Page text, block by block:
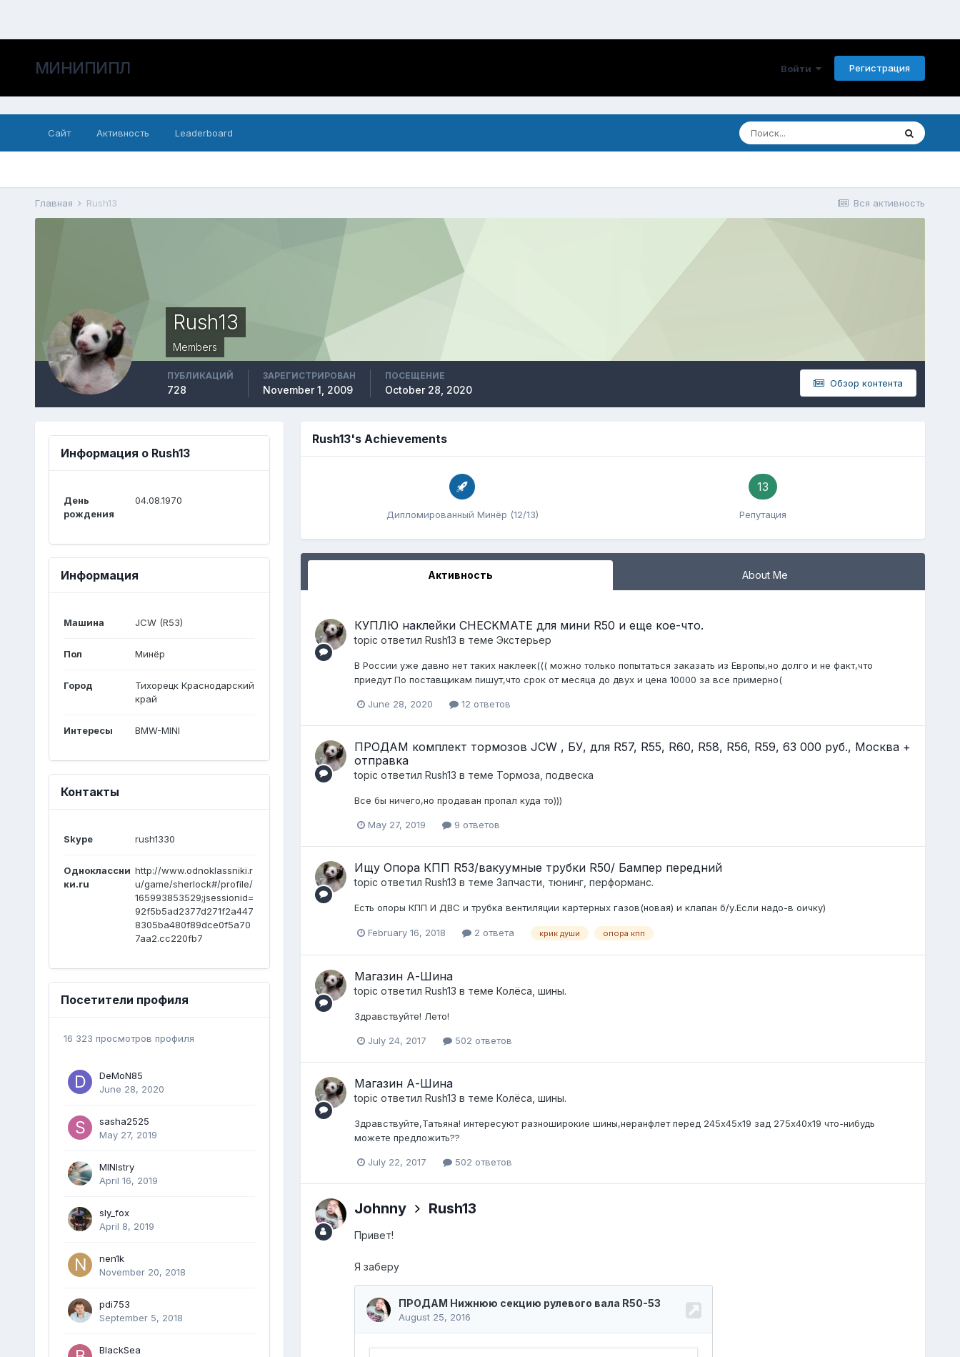
МИНИПИПЛ Войти Регистрация
Сайт Активность Leaderboard
Вся активность
Главная Rush13
Rush13
Members
Обзор контента
ПУБЛИКАЦИЙ
728
ЗАРЕГИСТРИРОВАН
November 1, 2009
ПОСЕЩЕНИЕ
October 28, 2020
Информация о Rush13
День
рождения
04.08.1970
Информация
Машина JCW (R53)
Пол Минёр
Город
Тихорецк Краснодарский
край
Интересы BMW-MINI
Контакты
Skype rush1330
Одноклассни
ки.ru
http://www.odnoklassniki.r
u/game/sherlock#/profile/
165993853529;jsessionid=
92f5b5ad2377d271f2a447
8305ba480f89dce0f5a70
7aa2.cc220fb7
Посетители профиля
16 323 просмотров профиля
DeMoN85
June 28, 2020
sasha2525
May 27, 2019
MINIstry
April 16, 2019
sly_fox
April 8, 2019
nen1k
November 20, 2018
pdi753
September 5, 2018
BlackSea
Rush13's Achievements
Дипломированный Минёр (12/13)
13
Репутация
Активность About Me
КУПЛЮ наклейки CHECKMATE для мини R50 и еще кое-что.
topic ответил Rush13 в теме Экстерьер
В России уже давно нет таких наклеек((( можно только попытаться заказать из Европы,но долго и не факт,что
приедут По поставщикам пишут,что срок от месяца до двух и цена 10000 за все примерно(
June 28, 2020 12 ответов
ПРОДАМ комплект тормозов JCW , БУ, для R57, R55, R60, R58, R56, R59, 63 000 руб., Москва +
отправка
topic ответил Rush13 в теме Тормоза, подвеска
Все бы ничего,но продаван пропал куда то)))
May 27, 2019 9 ответов
Ищу Опора КПП R53/вакуумные трубки R50/ Бампер передний
topic ответил Rush13 в теме Запчасти, тюнинг, перформанс.
Есть опоры КПП И ДВС и трубка вентиляции картерных газов(новая) и клапан б/у.Если надо-в оичку)
February 16, 2018 2 ответа крик души опора кпп
Магазин А-Шина
topic ответил Rush13 в теме Колёса, шины.
Здравствуйте! Лето!
July 24, 2017 502 ответов
Магазин А-Шина
topic ответил Rush13 в теме Колёса, шины.
Здравствуйте,Татьяна! интересуют разноширокие шины,неранфлет перед 245х45х19 зад 275х40х19 что-нибудь
можете предложить??
July 22, 2017 502 ответов
Johnny Rush13
Привет!
Я заберу